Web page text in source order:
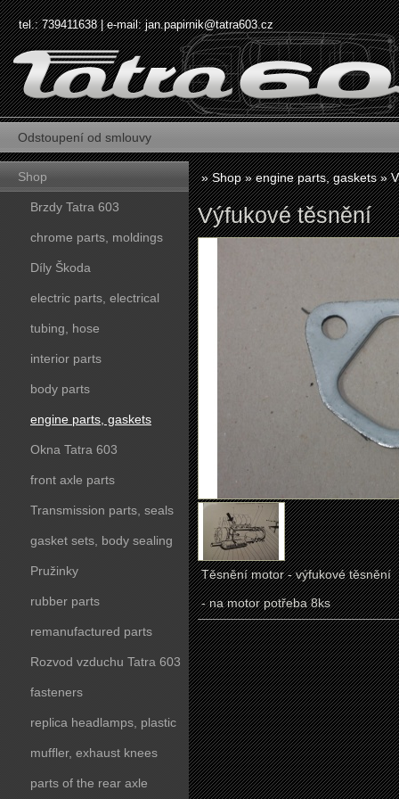
tel.: 739411638 | e-mail:jan.papirnik@tatra603.cz
Odstoupení od smlouvy
Shop
Brzdy Tatra 603
chrome parts, moldings
Díly Škoda
electric parts, electrical
tubing, hose
interior parts
body parts
engine parts, gaskets
Okna Tatra 603
front axle parts
Transmission parts, seals
gasket sets, body sealing
Pružinky
rubber parts
remanufactured parts
Rozvod vzduchu Tatra 603
fasteners
replica headlamps, plastic
parts
muffler, exhaust knees
parts of the rear axle
»Shop»engine parts, gaskets»
Výfukové těsnění
Těsnění motor - výfukové těsnění
- na motor potřeba 8ks